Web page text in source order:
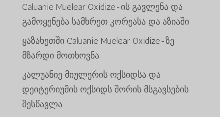
Caluanie Muelear Oxidize-ის გავლენა და
გამოყენება სამხრეთ კორეასა და აზიაში
ყაზახეთში Caluanie Muelear Oxidize-ზე
მზარდი მოთხოვნა
კალუანიე მიულერის ოქსიდსა და
დეიტერიუმის ოქსიდს შორის მსგავსების
შესწავლა